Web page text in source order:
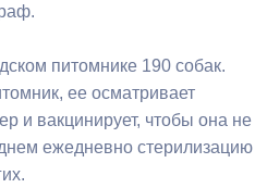
питомнике 190 собак.
ее осматривает
и вакцинирует, чтобы она не
ежедневно стерилизацию